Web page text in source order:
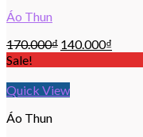
Áo Thun
170.000₫ 140.000₫
Sale!
Quick View
Áo Thun